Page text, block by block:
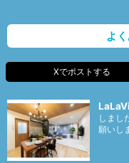
よ
Xでポストする
しまし
願いし